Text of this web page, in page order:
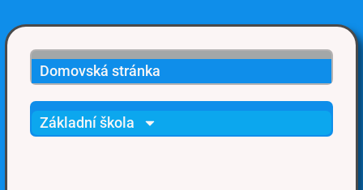
Domovská stránka
Základní škola